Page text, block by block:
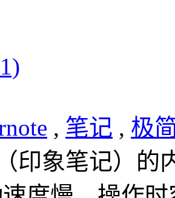
, 笔记 , 极
印象笔记）